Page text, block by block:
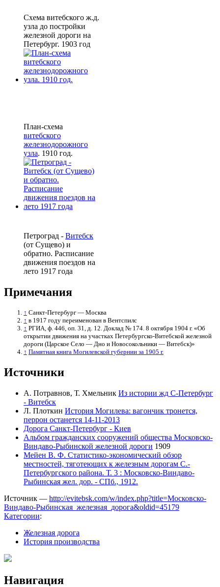
Схема витебского ж.д.
узла до постройки
железной дороги на
Петербург. 1903 год
План-схема
витебского
железнодорожного
узла. 1910 год.
Петроград - Витебск
(от Сущево) и
обратно. Расписание
движения поездов на
лето 1917 года
Примечания
↑ Санкт-Петербург — Москва
↑ в 1917 году переименован в Вентспилс
↑ РГИА, ф. 446, оп. 31, д. 12. Доклад № 174. 8 октября 1904 г. «Об
открытии движения на участках Петербургско-Витебской железной
дороги (Царское Село — Дно и Новосокольники — Витебск)»
↑ Памятная книга Могилевской губернии за 1905 г.
Источники
А. Потравнов, Т. Хмельник Из истории жд С-Петербург
- Витебск
Л. Плоткин История Могилева: вагончик тронется,
перрон останется 14-11-2013
Дорога Санкт-Петербург - Киев
Альбом гражданских сооружений общества Московско-
Виндаво-Рыбинской железной дороги 1909
Мейен В. Ф. Статистико-экономический обзор
местностей, тяготеющих к железным дорогам С.-
Петербургского района. Т. 3 : Московско-Виндаво-
Рыбинская жел. дор. - СПб., 1912.
Источник — http://evitebsk.com/w/index.php?title=Московско-
Виндаво-Рыбинская_железная_дорога&oldid=45179
Категории:
Железная дорога
История производства
Навигация